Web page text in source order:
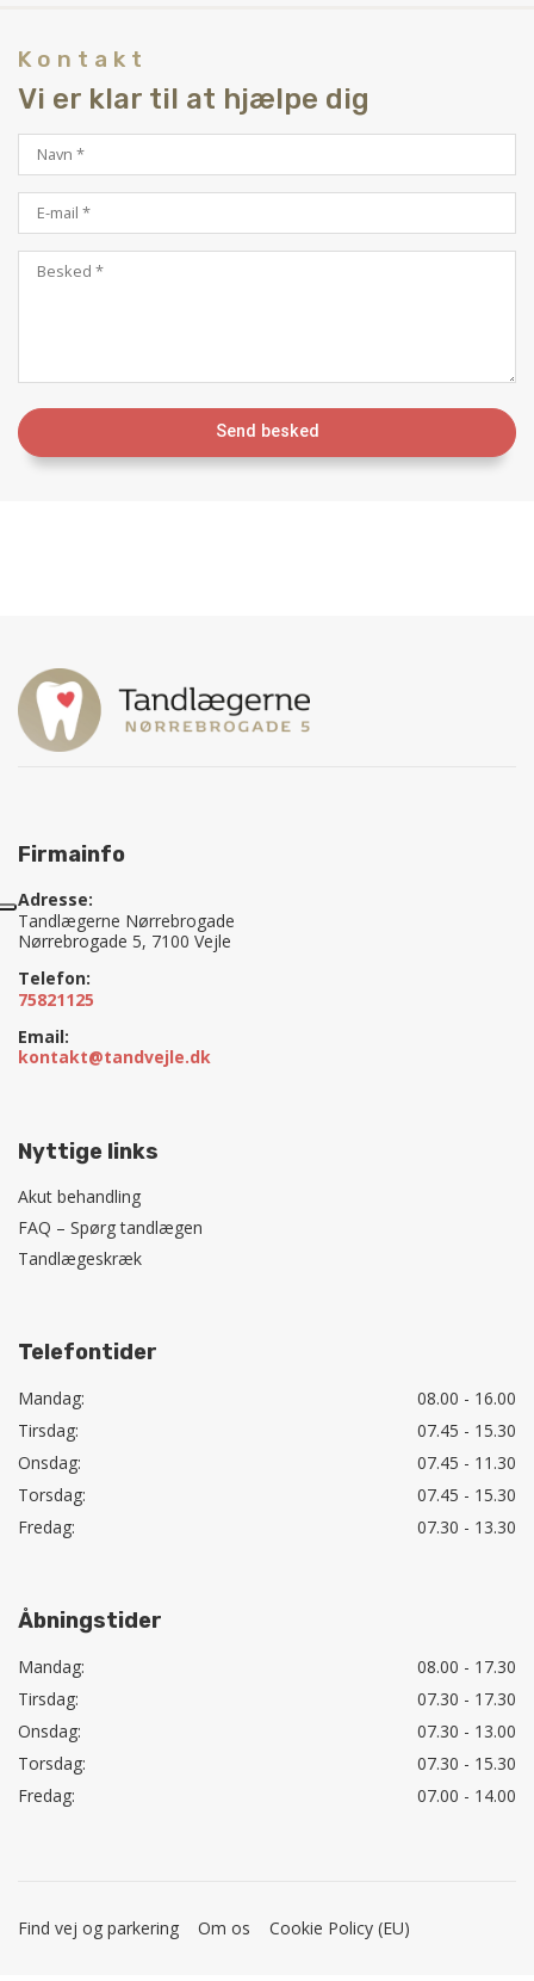
Kontakt
Vi er klar til at hjælpe dig
Firmainfo
Adresse:
Tandlægerne Nørrebrogade
Nørrebrogade 5, 7100 Vejle
Telefon:
75821125
Email:
kontakt@tandvejle.dk
Nyttige links
Akut behandling
FAQ – Spørg tandlægen
Tandlægeskræk
Telefontider
Mandag:
08.00 - 16.00
Tirsdag:
07.45 - 15.30
Onsdag:
07.45 - 11.30
Torsdag:
07.45 - 15.30
Fredag:
07.30 - 13.30
Åbningstider
Mandag:
08.00 - 17.30
Tirsdag:
07.30 - 17.30
Onsdag:
07.30 - 13.00
Torsdag:
07.30 - 15.30
Fredag:
07.00 - 14.00
Find vej og parkering Om os Cookie Policy (EU)
Copyright © 2026 - Tandlægerne Nørrebrogade , CVR 27657524